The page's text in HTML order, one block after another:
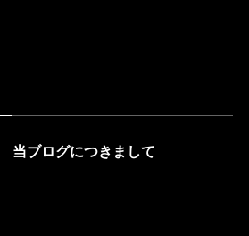
当ブログにつきまして